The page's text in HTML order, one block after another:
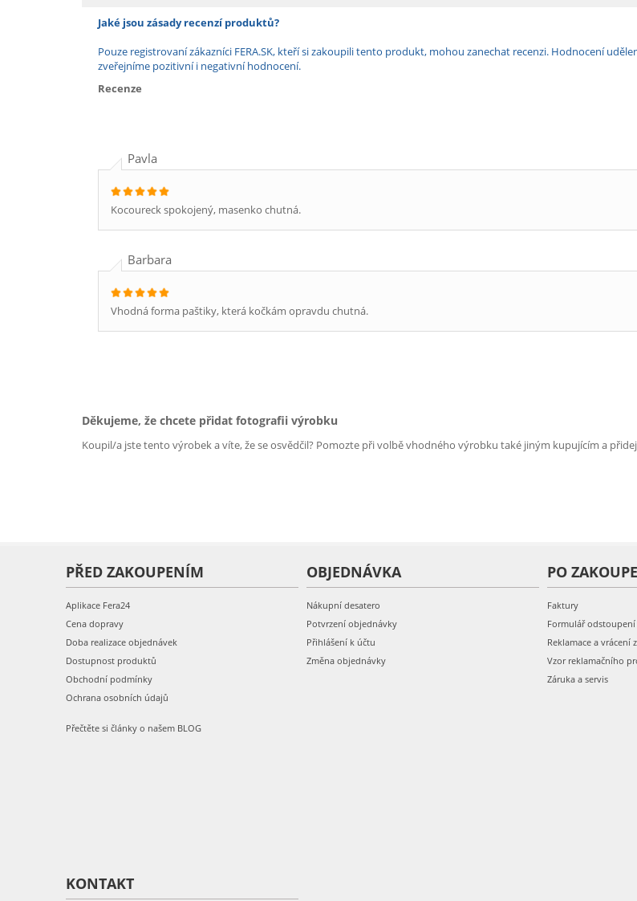
Jaké jsou zásady recenzí produktů?
Pouze registrovaní zákazníci FERA.SK, kteří si zakoupili tento produkt, mohou zanechat recenzi. Hodnocení
zveřejníme pozitivní i negativní hodnocení.
Recenze
Pavla
Kocoureck spokojený, masenko chutná.
Barbara
Vhodná forma paštiky, která kočkám opravdu chutná.
Děkujeme, že chcete přidat fotografii výrobku
Koupil/a jste tento výrobek a víte, že se osvědčil? Pomozte při volbě vhodného výrobku také jiným kupujícím a
PŘED ZAKOUPENÍM
Aplikace Fera24
Cena dopravy
Doba realizace objednávek
Dostupnost produktů
Obchodní podmínky
Ochrana osobních údajů
Přečtěte si články o našem BLOG
OBJEDNÁVKA
Nákupní desatero
Potvrzení objednávky
Přihlášení k účtu
Změna objednávky
PO
Faktury
Formulář
Reklamace a vrácení
Vzor reklamačního
Záruka a servis
KONTAKT